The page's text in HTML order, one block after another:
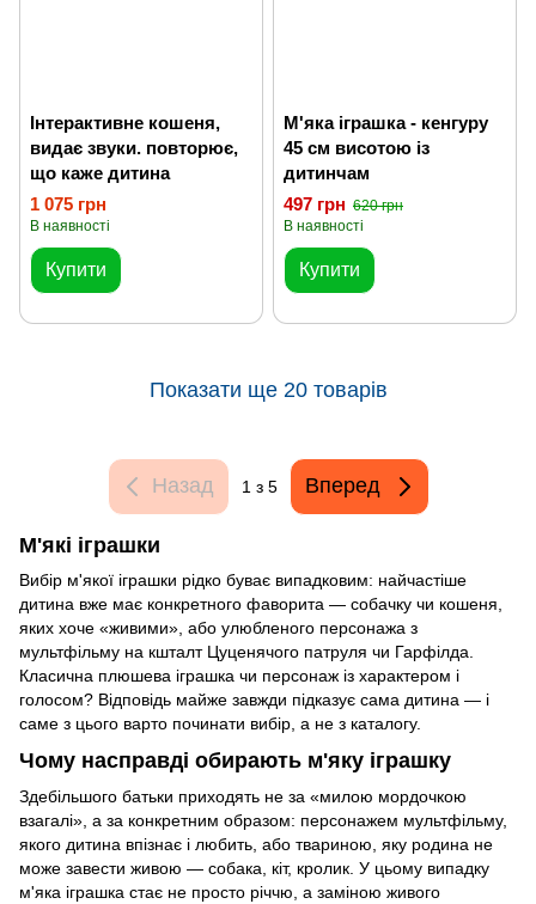
Інтерактивне кошеня,
видає звуки. повторює,
що каже дитина
1 075 грн
В наявності
Купити
М'яка іграшка - кенгуру
45 см висотою із
дитинчам
497 грн 620 грн
В наявності
Купити
Показати ще 20 товарів
Назад 1 з 5 Вперед
М'які іграшки
Вибір м'якої іграшки рідко буває випадковим: найчастіше
дитина вже має конкретного фаворита — собачку чи кошеня,
яких хоче «живими», або улюбленого персонажа з
мультфільму на кшталт Цуценячого патруля чи Гарфілда.
Класична плюшева іграшка чи персонаж із характером і
голосом? Відповідь майже завжди підказує сама дитина — і
саме з цього варто починати вибір, а не з каталогу.
Чому насправді обирають м'яку іграшку
Здебільшого батьки приходять не за «милою мордочкою
взагалі», а за конкретним образом: персонажем мультфільму,
якого дитина впізнає і любить, або твариною, яку родина не
може завести живою — собака, кіт, кролик. У цьому випадку
м'яка іграшка стає не просто річчю, а заміною живого